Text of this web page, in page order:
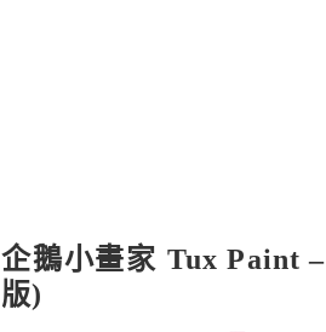
企鵝小畫家 Tux Paint
版)